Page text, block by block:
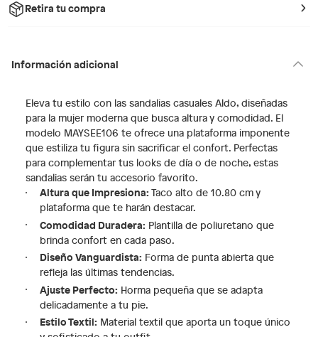
Retira tu compra
Información adicional
Eleva tu estilo con las sandalias casuales Aldo, diseñadas
para la mujer moderna que busca altura y comodidad. El
modelo MAYSEE106 te ofrece una plataforma imponente
que estiliza tu figura sin sacrificar el confort. Perfectas
para complementar tus looks de día o de noche, estas
sandalias serán tu accesorio favorito.
Altura que Impresiona: Taco alto de 10.80 cm y
plataforma que te harán destacar.
Comodidad Duradera: Plantilla de poliuretano que
brinda confort en cada paso.
Diseño Vanguardista: Forma de punta abierta que
refleja las últimas tendencias.
Ajuste Perfecto: Horma pequeña que se adapta
delicadamente a tu pie.
Estilo Textil: Material textil que aporta un toque único